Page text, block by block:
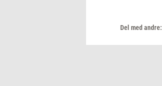
Del med andre: